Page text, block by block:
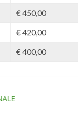
€ 450,00
€ 420,00
€ 400,00